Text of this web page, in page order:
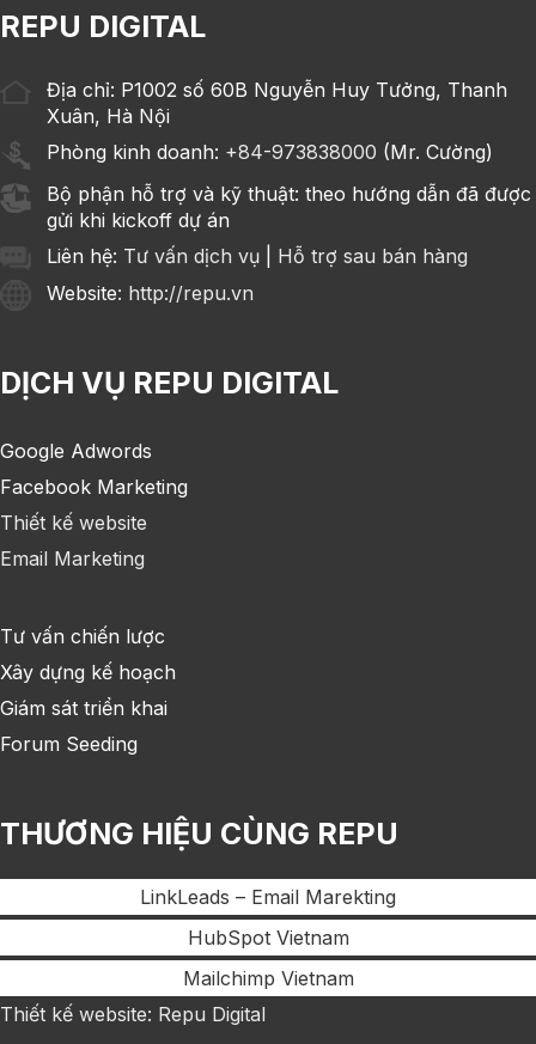
REPU DIGITAL
Địa chỉ: P1002 số 60B Nguyễn Huy Tưởng, Thanh
Xuân, Hà Nội
Phòng kinh doanh: +84-973838000 (Mr. Cường)
Bộ phận hỗ trợ và kỹ thuật: theo hướng dẫn đã được
gửi khi kickoff dự án
Liên hệ: Tư vấn dịch vụ
Hỗ trợ sau bán hàng
Website: http://repu.vn
DỊCH VỤ REPU DIGITAL
Google Adwords
Facebook Marketing
Thiết kế website
Email Marketing
Tư vấn chiến lược
Xây dựng kế hoạch
Giám sát triển khai
Forum Seeding
THƯƠNG HIỆU CÙNG REPU
LinkLeads – Email Marekting
HubSpot Vietnam
Mailchimp Vietnam
Thiết kế website: Repu Digital